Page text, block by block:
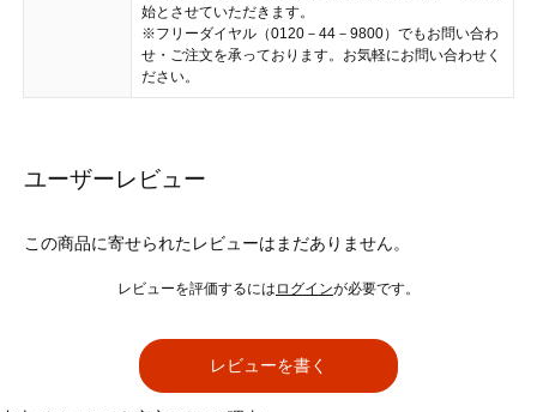
始とさせていただきます。
※フリーダイヤル（0120－44－9800）でもお問い合わ
せ・ご注文を承っております。お気軽にお問い合わせく
ださい。
ユーザーレビュー
この商品に寄せられたレビューはまだありません。
レビューを評価するには ログインが必要です。
レビューを書く